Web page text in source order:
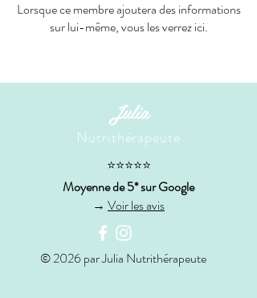
Lorsque ce membre ajoutera des informations
sur lui-même, vous les verrez ici.
Julia
Nutrithérapeute
⭐⭐⭐⭐⭐
Moyenne de 5* sur Google
→ Voir les avis
© 2026 par Julia Nutrithérapeute